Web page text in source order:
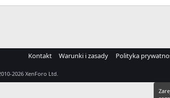
Kontakt Warunki i zasady Polityka
2026 XenForo Ltd.